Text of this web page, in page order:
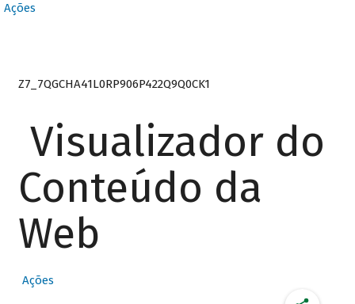
Ações
Z7_7QGCHA41L0RP906P422Q9Q0CK1
Visualizador do
Conteúdo da
Web
Ações